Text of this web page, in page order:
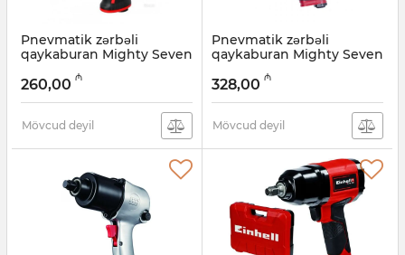
Pnevmatik zərbəli
qaykaburan Mighty Seven
Artikul: 017027002
260,00 ₼
Mövcud deyil
Pnevmatik zərbəli
qaykaburan Mighty Seven
Artikul: 017027001
328,00 ₼
Mövcud deyil